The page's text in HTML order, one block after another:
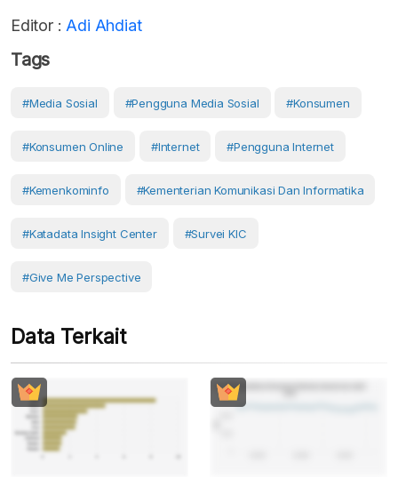
Editor : Adi Ahdiat
Tags
#Media Sosial #Pengguna Media Sosial #Konsumen
#Konsumen Online #Internet #Pengguna Internet
#Kemenkominfo #Kementerian Komunikasi Dan Informatika
#Katadata Insight Center #Survei KIC
#Give Me Perspective
Data Terkait